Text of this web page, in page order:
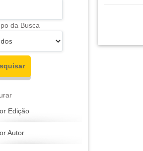
da Busca
Edição
Autor